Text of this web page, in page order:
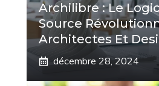
Archilibre : Le
Source
Architectes Et
décembre 28, 2024